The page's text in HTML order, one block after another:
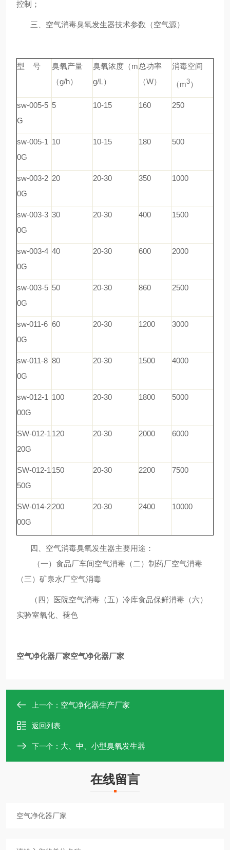
控制；
三、 空气消毒臭氧发生器技术参数（空气源）
型 号
臭氧产量
（g/h）
臭氧浓度（m
g/L）
总功率
（W）
消毒空间
（m3）
sw-005-5
G
5 10-15 160 250
sw-005-1
0G
10 10-15 180 500
sw-003-2
0G
20 20-30 350 1000
sw-003-3
0G
30 20-30 400 1500
sw-003-4
0G
40 20-30 600 2000
sw-003-5
0G
50 20-30 860 2500
sw-011-6
0G
60 20-30 1200 3000
sw-011-8
0G
80 20-30 1500 4000
sw-012-1
00G
100 20-30 1800 5000
SW-012-1
20G
120 20-30 2000 6000
SW-012-1
50G
150 20-30 2200 7500
SW-014-2
00G
200 20-30 2400 10000
四、空气消毒臭氧发生器主要用途：
（一）食品厂车间空气消毒（二）制药厂空气消毒
（三）矿泉水厂空气消毒
（四）医院空气消毒（五）冷库食品保鲜消毒（六）
实验室氧化、褪色
空气净化器厂家空气净化器厂家
上一个： 空气净化器生产厂家
返回列表
下一个： 大、中、小型臭氧发生器
在线留言